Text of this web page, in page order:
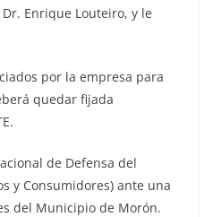
Enrique Louteiro, y le
por la empresa para
quedar fijada
de Defensa del
y Consumidores) ante una
del Municipio de Morón.